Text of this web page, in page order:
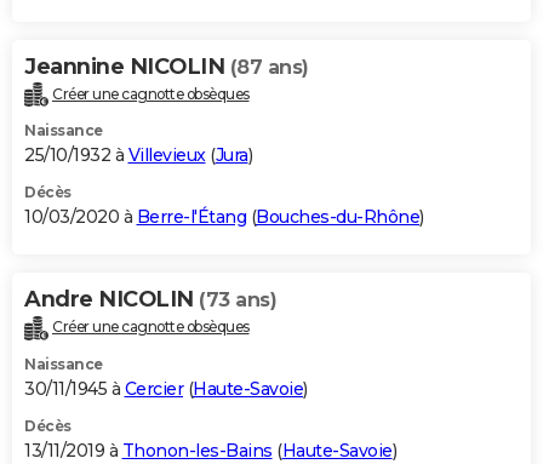
Jeannine NICOLIN (87 ans)
Créer une cagnotte obsèques
Naissance
25/10/1932 à Villevieux(Jura)
Décès
10/03/2020 à Berre-l'Étang (Bouches-du-Rhône)
Andre NICOLIN (73 ans)
Créer une cagnotte obsèques
Naissance
30/11/1945 à Cercier(Haute-Savoie)
Décès
13/11/2019 à Thonon-les-Bains (Haute-Savoie)